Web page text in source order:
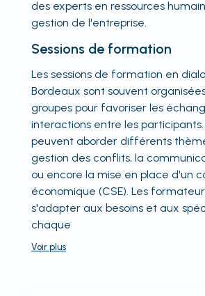
des experts en ressources
gestion de l'entreprise.
Sessions de formation
Les sessions de formation en
Bordeaux sont souvent
groupes pour favoriser les
interactions entre les participants.
peuvent aborder différents
gestion des conflits, la
ou encore la mise en place d'un
économique (CSE). Les
s'adapter aux besoins et aux
chaque
Voir plus